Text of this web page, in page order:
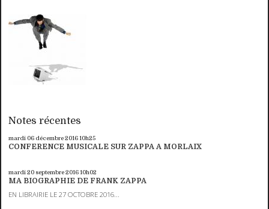
Notes récentes
mardi 06 décembre 201610h25
CONFERENCE MUSICALE SUR ZAPPA A MORLAIX
mardi 20 septembre 201610h02
MA BIOGRAPHIE DE FRANK ZAPPA
EN LIBRAIRIE LE 27 OCTOBRE 2016...